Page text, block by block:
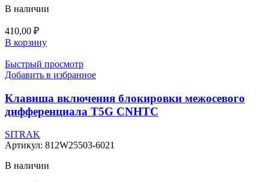
В наличии
410,00 ₽
В корзину
Быстрый просмотр
Добавить в избранное
Клавиша включения блокировки межосевого
дифференциала T5G CNHTC
SITRAK
Артикул: 812W25503-6021
В наличии